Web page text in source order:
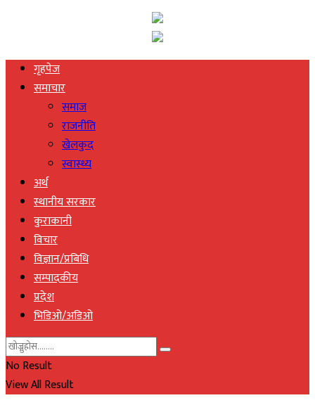
गृहपेज
समाचार
समाज
राजनीति
खेलकुद
स्वास्थ्य
अर्थ
स्थानीय सरकार
कुराकानी
विचार
विज्ञान/प्रबिधि
सम्पादकीय
प्रदेश
भिडिओ/अडिओ
No Result
View All Result